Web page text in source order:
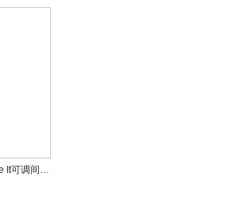
德国艾本德Eppendorf Move It可调间距移液器